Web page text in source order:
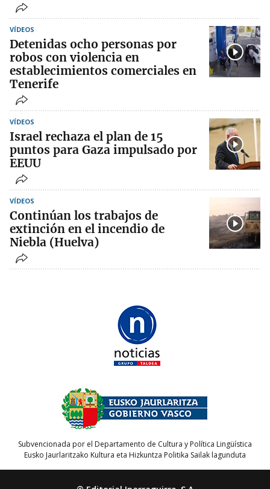
VÍDEOS
Detenidas ocho personas por
robos con violencia en
establecimientos comerciales en
Tenerife
VÍDEOS
Israel rechaza el plan de 15
puntos para Gaza impulsado por
EEUU
VÍDEOS
Continúan los trabajos de
extinción en el incendio de
Niebla (Huelva)
Subvencionada por el Departamento de Cultura y Política Lingüística
Eusko Jaurlaritzako Kultura eta Hizkuntza Politika Sailak lagunduta